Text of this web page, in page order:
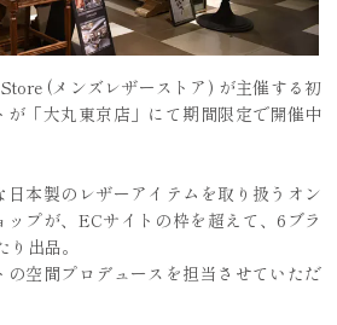
(メンズレザーストア) が主催する初
が「大丸東京店」にて期間限定で開催中
本製のレザーアイテムを取り扱うオン
ップが、ECサイトの枠を超えて、6ブラ
出品。
の空間プロデュースを担当させていただ